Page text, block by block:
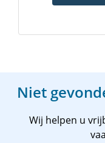
ongeveer 540 m²
De thuishaven is
over het
Friese
Niet
Wij helpen u